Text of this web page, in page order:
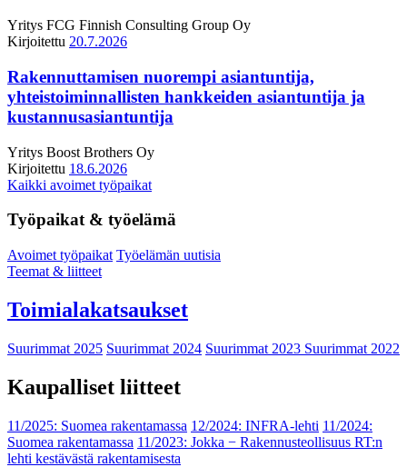
Yritys FCG Finnish Consulting Group Oy
Kirjoitettu 20.7.2026
Rakennuttamisen nuorempi asiantuntija,
yhteistoiminnallisten hankkeiden asiantuntija ja
kustannusasiantuntija
Yritys Boost Brothers Oy
Kirjoitettu 18.6.2026
Kaikki avoimet työpaikat
Työpaikat & työelämä
Avoimet työpaikat Työelämän uutisia
Teemat & liitteet
Toimialakatsaukset
Suurimmat 2025 Suurimmat 2024 Suurimmat 2023 Suurimmat 2022
Kaupalliset liitteet
11/2025: Suomea rakentamassa 12/2024: INFRA-lehti 11/2024:
Suomea rakentamassa 11/2023: Jokka − Rakennusteollisuus RT:n
lehti kestävästä rakentamisesta